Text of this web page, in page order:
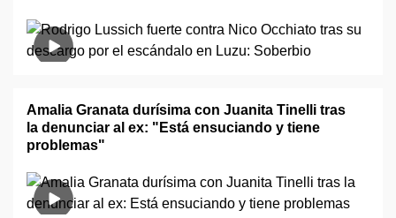
Amalia Granata durísima con Juanita Tinelli tras
la denunciar al ex: "Está ensuciando y tiene
problemas"